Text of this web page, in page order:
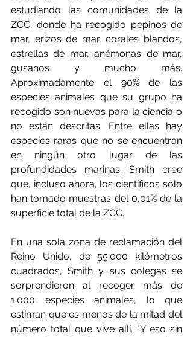
estudiando las comunidades de la
ZCC, donde ha recogido pepinos de
mar, erizos de mar, corales blandos,
estrellas de mar, anémonas de mar,
gusanos y mucho más.
Aproximadamente el 90% de las
especies animales que su grupo ha
recogido son nuevas para la ciencia o
no están descritas. Entre ellas hay
especies raras que no se encuentran
en ningún otro lugar de las
profundidades marinas. Smith cree
que, incluso ahora, los científicos sólo
han tomado muestras del 0,01% de la
superficie total de la ZCC.
En una sola zona de reclamación del
Reino Unido, de 55.000 kilómetros
cuadrados, Smith y sus colegas se
sorprendieron al recoger más de
1.000 especies animales, lo que
estiman que es menos de la mitad del
número total que vive allí. "Y eso sin